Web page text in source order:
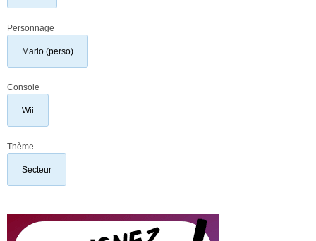
Personnage
Mario (perso)
Console
Wii
Thème
Secteur